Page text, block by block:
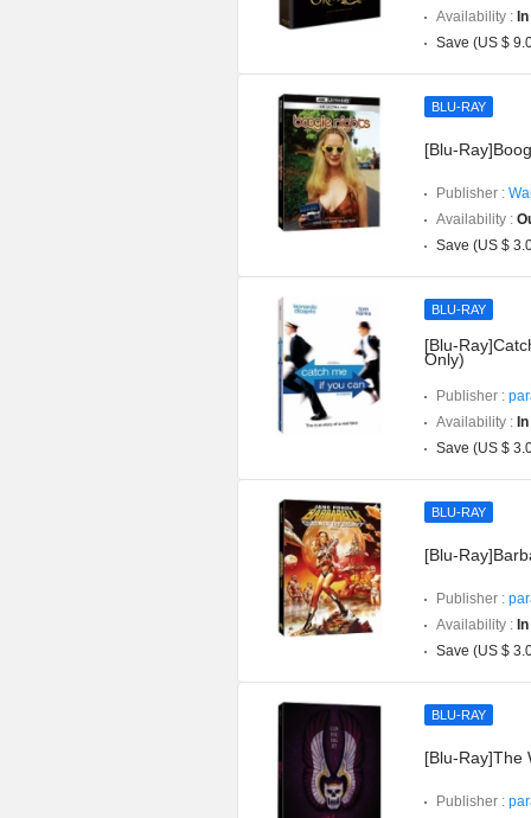
Availability :
Save (US $
BLU-RAY
[Blu-
Publisher :
Availability :
Save (US $
BLU-RAY
[Blu-
Only)
Publisher :
Availability :
Save (US $
BLU-RAY
[Blu-
Publisher :
Availability :
Save (US $
BLU-RAY
[Blu-Ray]The
Publisher :